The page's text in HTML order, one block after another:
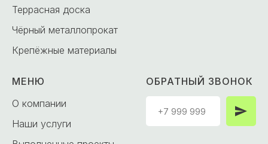
Террасная доска
Чёрный металлопрокат
Крепёжные материалы
МЕНЮ
О компании
Наши услуги
ОБРАТНЫЙ ЗВОНОК